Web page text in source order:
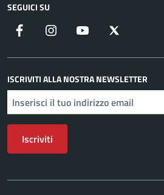
SEGUICI SU
Facebook Instagram YouTube
ISCRIVITI ALLA NOSTRA NEWSLETTER